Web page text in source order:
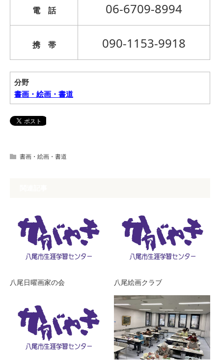
電 話 06-6709-8994
携 帯 090-1153-9918
分野
書画・絵画・書道
書画・絵画・書道
八尾日曜画家の会 八尾絵画クラブ